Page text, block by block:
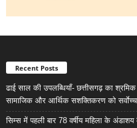
Recent Posts
ढाई साल की उपलब्धियाँ- छत्तीसगढ़ का
सामाजिक और आर्थिक सशक्तिकरण को
सिम्स में पहली बार 78 वर्षीय महिला के